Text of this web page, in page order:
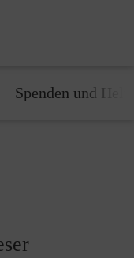
Spenden und